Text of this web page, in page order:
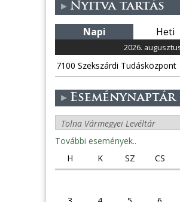
hely
Nyitva tartás
Napi Heti
2026.
7100 Szekszárdi Tudásközpont
Eseménynaptár
További események..
H
K SZ CS